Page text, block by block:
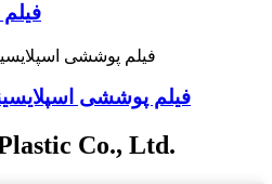
فیلم پوششی
Co., Ltd.